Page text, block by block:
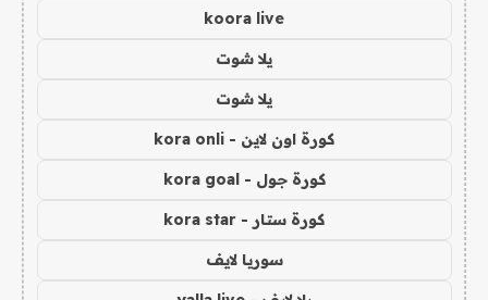
koora live
يلا شوت
يلا شوت
كورة اون لاين - kora onli
كورة جول - kora goal
كورة ستار - kora star
سوريا لايف